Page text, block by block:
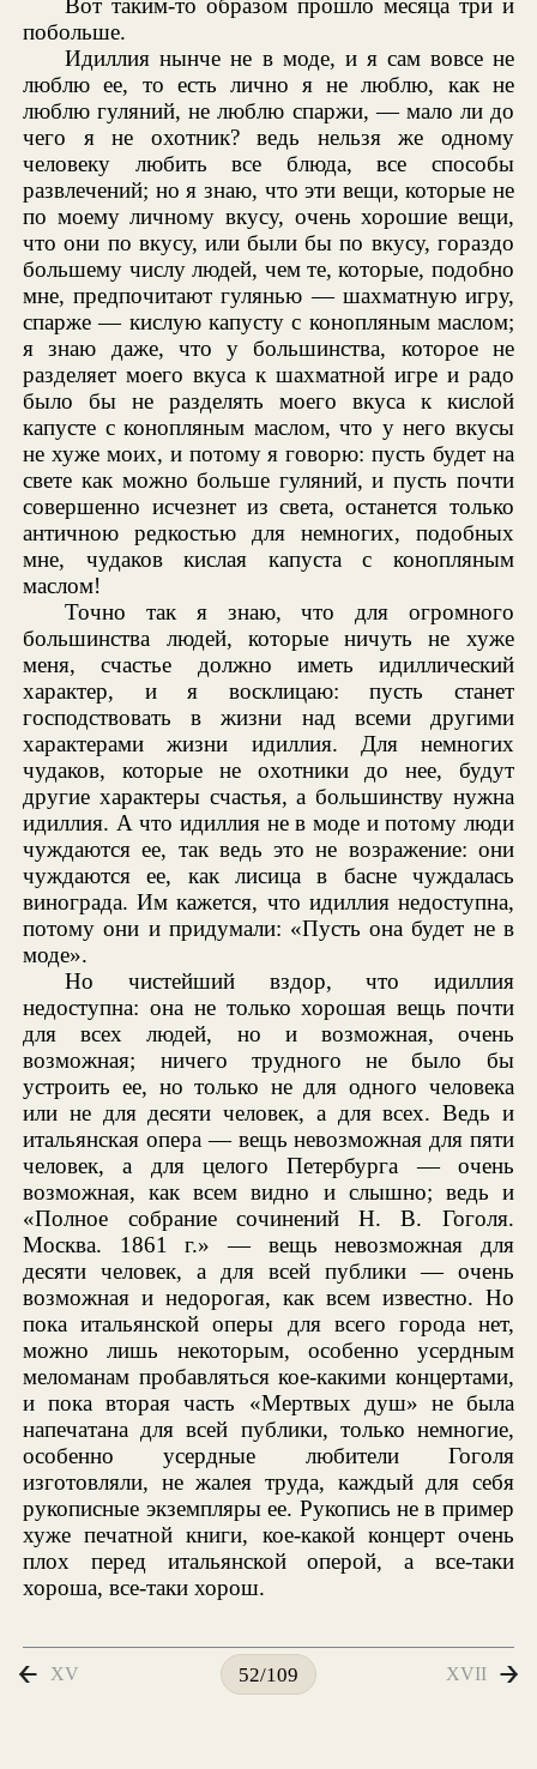
Вот таким-то образом прошло месяца три и
побольше.
Идиллия нынче не в моде, и я сам вовсе не
люблю ее, то есть лично я не люблю, как не
люблю гуляний, не люблю спаржи, — мало ли до
чего я не охотник? ведь нельзя же одному
человеку любить все блюда, все способы
развлечений; но я знаю, что эти вещи, которые не
по моему личному вкусу, очень хорошие вещи,
что они по вкусу, или были бы по вкусу, гораздо
большему числу людей, чем те, которые, подобно
мне, предпочитают гулянью — шахматную игру,
спарже — кислую капусту с конопляным маслом;
я знаю даже, что у большинства, которое не
разделяет моего вкуса к шахматной игре и радо
было бы не разделять моего вкуса к кислой
капусте с конопляным маслом, что у него вкусы
не хуже моих, и потому я говорю: пусть будет на
свете как можно больше гуляний, и пусть почти
совершенно исчезнет из света, останется только
античною редкостью для немногих, подобных
мне, чудаков кислая капуста с конопляным
маслом!
Точно так я знаю, что для огромного
большинства людей, которые ничуть не хуже
меня, счастье должно иметь идиллический
характер, и я восклицаю: пусть станет
господствовать в жизни над всеми другими
характерами жизни идиллия. Для немногих
чудаков, которые не охотники до нее, будут
другие характеры счастья, а большинству нужна
идиллия. А что идиллия не в моде и потому люди
чуждаются ее, так ведь это не возражение: они
чуждаются ее, как лисица в басне чуждалась
винограда. Им кажется, что идиллия недоступна,
потому они и придумали: «Пусть она будет не в
моде».
Но чистейший вздор, что идиллия
недоступна: она не только хорошая вещь почти
для всех людей, но и возможная, очень
возможная; ничего трудного не было бы
устроить ее, но только не для одного человека
или не для десяти человек, а для всех. Ведь и
итальянская опера — вещь невозможная для пяти
человек, а для целого Петербурга — очень
возможная, как всем видно и слышно; ведь и
«Полное собрание сочинений Н. В. Гоголя.
Москва. 1861 г.» — вещь невозможная для
десяти человек, а для всей публики — очень
возможная и недорогая, как всем известно. Но
пока итальянской оперы для всего города нет,
можно лишь некоторым, особенно усердным
меломанам пробавляться кое-какими концертами,
и пока вторая часть «Мертвых душ» не была
напечатана для всей публики, только немногие,
особенно усердные любители Гоголя
изготовляли, не жалея труда, каждый для себя
рукописные экземпляры ее. Рукопись не в пример
хуже печатной книги, кое-какой концерт очень
плох перед итальянской оперой, а все-таки
хороша, все-таки хорош.
XV 52/109 XVII